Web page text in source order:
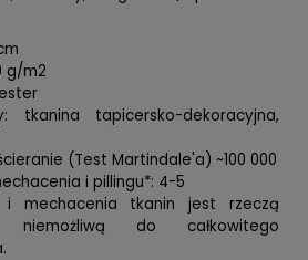
g/m2
tkanina tapicersko-dekoracyjna,
(Test Martindale'a) ~100 000
i pillingu*: 4-5
i mechacenia tkanin jest rzeczą
do całkowitego